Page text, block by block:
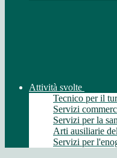
Attività svolte
Tecnico per il
Servizi
Servizi per la
Arti ausiliarie
Servizi per